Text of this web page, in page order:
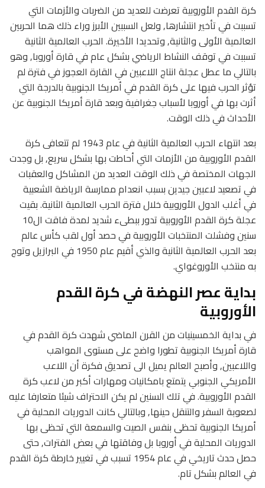
كرة القدم الأوروبية تعرضت للعديد من الضربات والأزمات التي
تسببت في تأخير انتشارها, ولعل السببين الأبرز وراء ذلك هما الحربين
العالمية الأولى والثانية, وتحديدا الأخيرة. الحرب العالمية الثانية
تسببت في توقف النشاط الرياضي بشكل عام في قارة أوروبا, وهو
بالتالي ما عطل عجلة انتاج اللاعبين في القارة العجوز في فترة لم
تؤثر الحرب فيها على كرة القدم في أمريكا الجنوبية بالدرجة التي
أثرت بها في أوروبا لأسباب جغرافية وبعد قارة أمريكا الجنوبية عن
الأحداث في ذلك الوقت.
بعد انتهاء الحرب العالمية الثانية في عام 1943 لم تتعافى كرة
القدم الأوروبية من الأزمات التي أحاطت بها بشكل سريع, بل وجدت
الجهات المختصة في ذلك الوقت العديد من المشاكل والعقبات
في تصعيد لاعبين جيدين بسبب انعدام ممارسة الرياضة الشعبية
في أغلب الدول الأوروبية خلال فترة الحرب العالمية الثانية. بقيت
عجلة كرة القدم الأوروبية تدور ببطىء شديد لمدة فاقت ال10
سنين وفشلت المنتخبات الأوروبية في حصد أول لقب كأس عالم
بعد الحرب العالمية الثانية والذي أقيم عام 1950 في البرازيل وتوج
به منتخب الأوروغواي.
بداية عصر النهضة في كرة القدم
الأوروبية
في بداية الخمسينيات من القرن الماضي شهدت كرة القدم في
قارة أمريكا الجنوبية تطورا واضح على مستوى المواهب
واللاعبين, وأصبح العالم يميل الى تصديق فكرة أن اللاعب
الأمريكي الجنوبي يتمتع بامكانيات ومهارات أكبر من لاعب كرة
القدم الأوروبية. في تلك السنين لم يكن الاحتراف شيئا متعارفا عليه
لصعوبة السفر والتنقل حينها, وبالتالي كانت الدوريات المحلية في
أمريكا الجنوبية تحظى بنفس الصيت والسمعة التي تحظى بها
الدوريات المحلية في أوروبا بل وفاقتها في بعض الفترات, حتى
حصل حدث تاريخي في عام 1954 تسبب في تغيير خارطة كرة القدم
في العالم بشكل تام.